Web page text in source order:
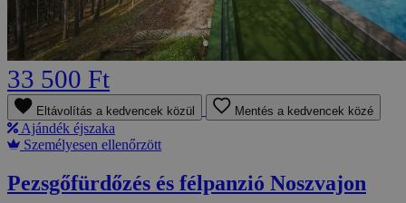
33 500 Ft
Eltávolítás a kedvencek közül Mentés a kedvencek közé
Ajándék éjszaka
Személyesen ellenőrzött
Pezsgőfürdőzés és félpanzió Noszvajon